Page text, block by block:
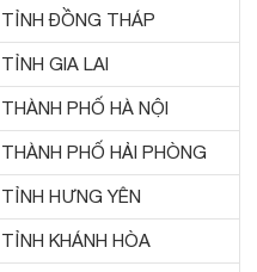
TỈNH ĐỒNG THÁP
TỈNH GIA LAI
THÀNH PHỐ HÀ NỘI
THÀNH PHỐ HẢI PHÒNG
TỈNH HƯNG YÊN
TỈNH KHÁNH HÒA